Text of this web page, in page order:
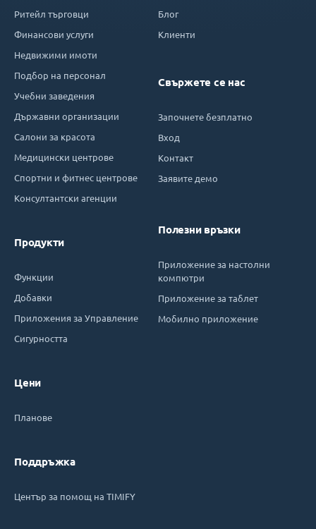
Ритейл търговци
Финансови услуги
Недвижими имоти
Подбор на персонал
Учебни заведения
Държавни организации
Салони за красота
Медицински центрове
Спортни и фитнес центрове
Консултантски агенции
Продукти
Функции
Добавки
Приложения за Управление
Сигурността
Цени
Планове
Поддръжка
Център за помощ на TIMIFY
Блог
Клиенти
Свържете се нас
Започнете безплатно
Вход
Контакт
Заявите демо
Полезни връзки
Приложение за настолни
компютри
Приложение за таблет
Мобилно приложение